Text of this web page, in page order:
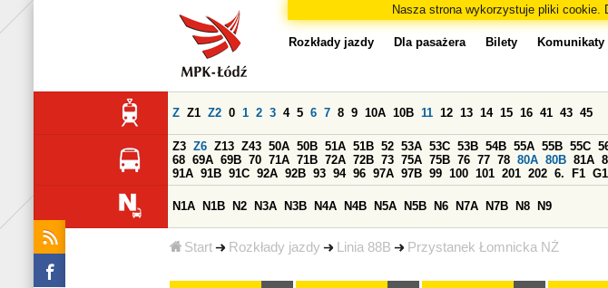
Nasza strona wykorzystuje pliki cookie.
Start Rozkłady jazdy Linia 88B Przystanek Łomnicka NŻ
Rozkłady jazdy Dla pasażera Bilety Komunikaty
Z Z1 Z2 0 1 2 3 4 5 6 7 8 9 10A 10B 11 12 13 14 15 16 41 43 45
Z3 Z6 Z13 Z43 50A 50B 51A 51B 52 53A 53C 53B 54B 55A 55B 55C
68 69A 69B 70 71A 71B 72A 72B 73 75A 75B 76 77 78 80A 80B 81A
91A 91B 91C 92A 92B 93 94 96 97A 97B 99 100 101 201 202 6. F1 G1
N1A N1B N2 N3A N3B N4A N4B N5A N5B N6 N7A N7B N8 N9